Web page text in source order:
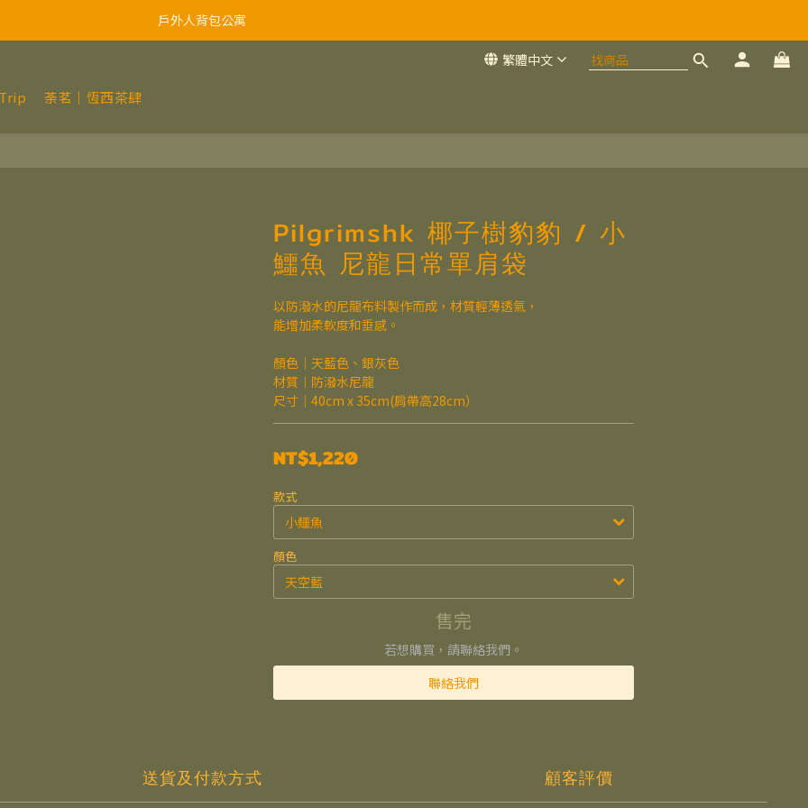
戶外人背包公寓
繁體中文
荼茗｜恆西茶肆
Pilgrimshk 椰子樹豹豹 / 小
鱷魚 尼龍日常單肩袋
以防潑水的尼龍布料製作而成，材質輕薄透氣，
能增加柔軟度和垂感。
顏色｜天藍色、銀灰色
材質｜防潑水尼龍
尺寸｜40cm x 35cm(肩帶高28cm）
NT$1,220
款式
顏色
售完
若想購買，請聯絡我們。
聯絡我們
送貨及付款方式 顧客評價